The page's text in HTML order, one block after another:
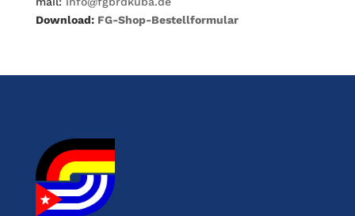
Download: FG-Shop-Bestellformular